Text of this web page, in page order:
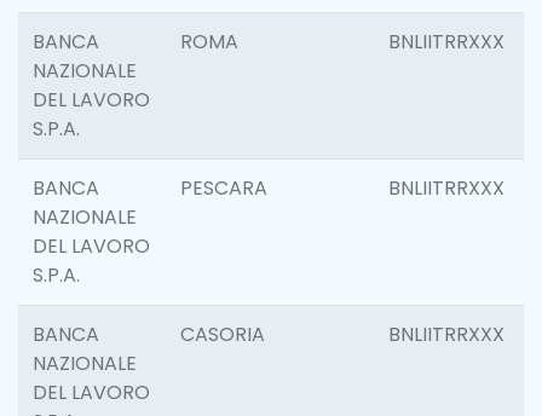
BANCA
NAZIONALE
DEL LAVORO
S.P.A.
ROMA BNLIITRRXXX
BANCA
NAZIONALE
DEL LAVORO
S.P.A.
PESCARA BNLIITRRXXX
BANCA
NAZIONALE
DEL LAVORO
CASORIA BNLIITRRXXX